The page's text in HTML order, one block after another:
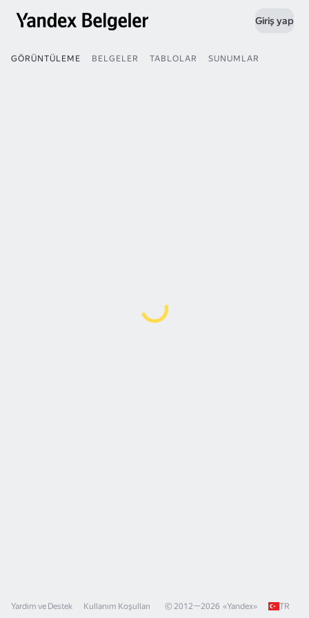
Giriş yap
GÖRÜNTÜLEME BELGELER TABLOLAR SUNUMLAR
Yardım ve Destek Kullanım Koşulları © 2012—2026 «Yandex» TR